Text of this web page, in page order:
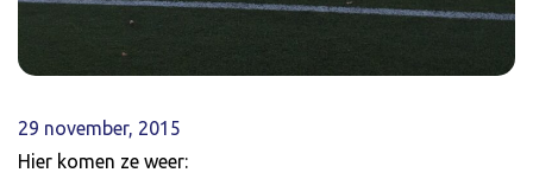
29 november, 2015
Hier komen ze weer: